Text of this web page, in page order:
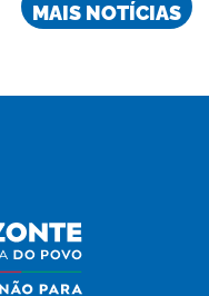
MAIS NOTÍCIAS